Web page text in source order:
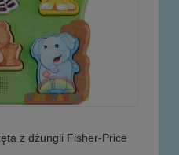
z dżungli Fisher-Price